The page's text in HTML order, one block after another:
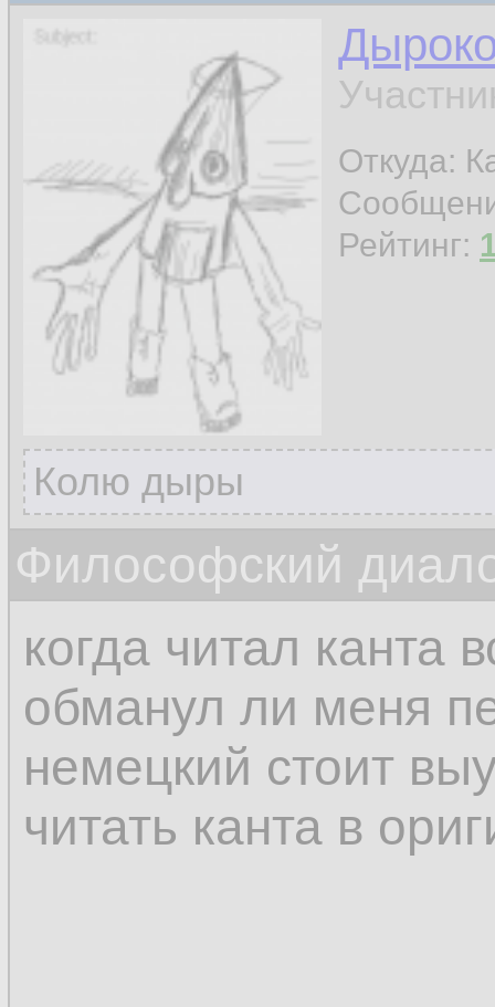
Откуда:
Рейтинг:
Колю дыры
Философский
когда читал канта
обманул ли меня
немецкий стоит
читать канта в